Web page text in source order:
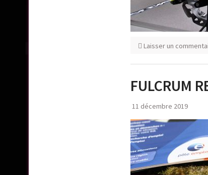
Laisser un
FULCRUM
11 décembre 2019